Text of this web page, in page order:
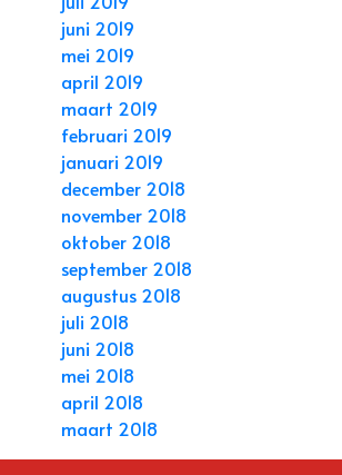
juni 2019
mei 2019
april 2019
maart 2019
februari 2019
januari 2019
december 2018
november 2018
oktober 2018
september 2018
augustus 2018
juli 2018
juni 2018
mei 2018
april 2018
maart 2018